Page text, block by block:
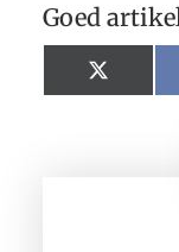
Goed
X